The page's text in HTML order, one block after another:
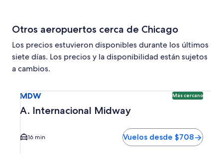
Otros aeropuertos cerca de Chicago
Los precios estuvieron disponibles durante los últimos
siete días. Los precios y la disponibilidad están sujetos
a cambios.
MDW Más cercano
A. Internacional Midway
16 min Vuelos desde $708